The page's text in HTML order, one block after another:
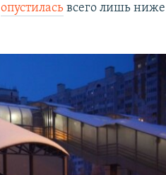
опустилась всего лишь ниже